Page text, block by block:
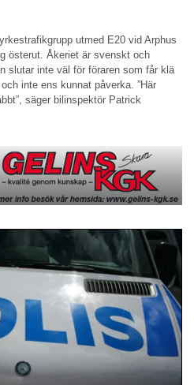
utmed E20 vid Arphus
österut. Åkeriet är svenskt och
slutar inte väl för föraren som får klä
inte ens kunnat påverka. ”Här
säger bilinspektör Patrick